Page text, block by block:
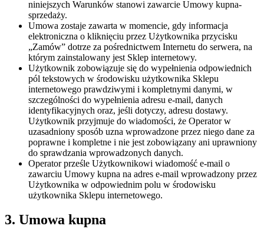
niniejszych Warunków stanowi zawarcie Umowy kupna-
sprzedaży.
Umowa zostaje zawarta w momencie, gdy informacja
elektroniczna o kliknięciu przez Użytkownika przycisku
„Zamów” dotrze za pośrednictwem Internetu do serwera, na
którym zainstalowany jest Sklep internetowy.
Użytkownik zobowiązuje się do wypełnienia odpowiednich
pól tekstowych w środowisku użytkownika Sklepu
internetowego prawdziwymi i kompletnymi danymi, w
szczególności do wypełnienia adresu e-mail, danych
identyfikacyjnych oraz, jeśli dotyczy, adresu dostawy.
Użytkownik przyjmuje do wiadomości, że Operator w
uzasadniony sposób uzna wprowadzone przez niego dane za
poprawne i kompletne i nie jest zobowiązany ani uprawniony
do sprawdzania wprowadzonych danych.
Operator prześle Użytkownikowi wiadomość e-mail o
zawarciu Umowy kupna na adres e-mail wprowadzony przez
Użytkownika w odpowiednim polu w środowisku
użytkownika Sklepu internetowego.
3. Umowa kupna